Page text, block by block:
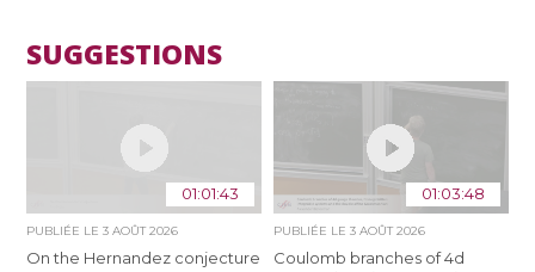
SUGGESTIONS
01:01:43
PUBLIÉE LE3 AOÛT 2026
On the Hernandez conjecture
01:03:48
PUBLIÉE LE 3 AOÛT 2026
Coulomb branches of 4d